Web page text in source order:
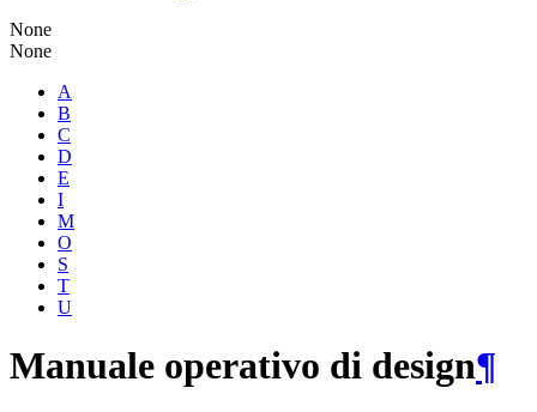
None
None
A
B
C
D
E
I
M
O
S
T
U
Manuale operativo di design¶